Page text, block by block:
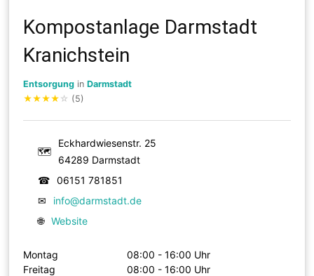
Kompostanlage Darmstadt
Kranichstein
Entsorgung inDarmstadt
★★★★ ☆ (5)
🗺
Eckhardwiesenstr. 25
64289 Darmstadt
☎
06151 781851
✉
info@darmstadt.de
🌐 Website
Montag
08:00 - 16:00 Uhr
Freitag
08:00 - 16:00 Uhr